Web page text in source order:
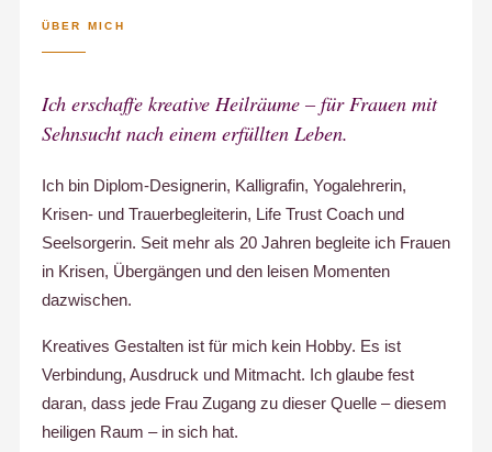
ÜBER MICH
Ich erschaffe kreative Heilräume – für Frauen mit
Sehnsucht nach einem erfüllten Leben.
Ich bin Diplom-Designerin, Kalligrafin, Yogalehrerin,
Krisen- und Trauerbegleiterin, Life Trust Coach und
Seelsorgerin. Seit mehr als 20 Jahren begleite ich Frauen
in Krisen, Übergängen und den leisen Momenten
dazwischen.
Kreatives Gestalten ist für mich kein Hobby. Es ist
Verbindung, Ausdruck und Mitmacht. Ich glaube fest
daran, dass jede Frau Zugang zu dieser Quelle – diesem
heiligen Raum – in sich hat.